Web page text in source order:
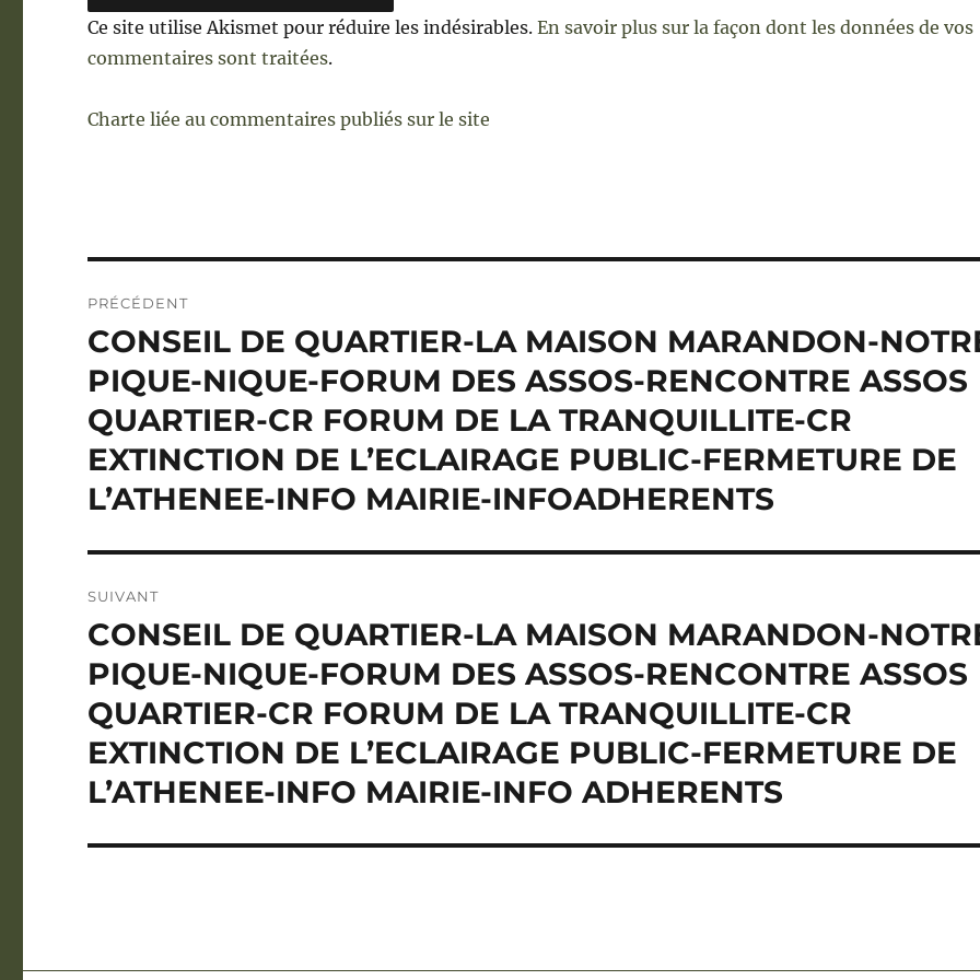
Ce site utilise Akismet pour réduire les indésirables.En savoir plus sur la façon dont les données de vos
commentaires sont traitées.
Charte liée au commentaires publiés sur le site
de
l’article
PRÉCÉDENT
Publication
précédente :
CONSEIL DE QUARTIER-LA MAISON MARANDON-
PIQUE-NIQUE-FORUM DES ASSOS-RENCONTRE ASSOS
QUARTIER-CR FORUM DE LA TRANQUILLITE-CR
EXTINCTION DE L’ECLAIRAGE PUBLIC-FERMETURE DE
L’ATHENEE-INFO MAIRIE-INFOADHERENTS
SUIVANT
Publication
suivante :
CONSEIL DE QUARTIER-LA MAISON MARANDON-
PIQUE-NIQUE-FORUM DES ASSOS-RENCONTRE ASSOS
QUARTIER-CR FORUM DE LA TRANQUILLITE-CR
EXTINCTION DE L’ECLAIRAGE PUBLIC-FERMETURE DE
L’ATHENEE-INFO MAIRIE-INFO ADHERENTS